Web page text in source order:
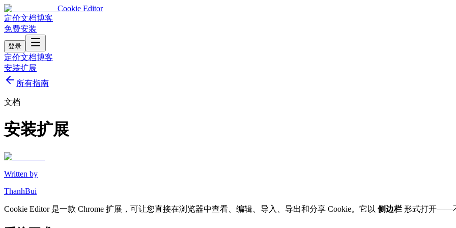
Cookie Editor
定价文档博客
免费安装
登录
定价文档博客
安装扩展
所有指南
文档
安装扩展
Written by
ThanhBui
Cookie Editor 是一款 Chrome 扩展，可让您直接在浏览器中查看、编辑、导入、导出和分享 Cookie。它以 侧边栏 形式打开——